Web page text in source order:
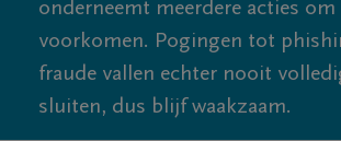
onderneemt meerdere acties
voorkomen. Pogingen tot
fraude vallen echter nooit
sluiten, dus blijf waakzaam.